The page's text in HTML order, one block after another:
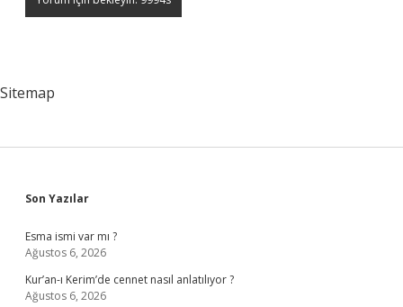
Sitemap
Sidebar
Son Yazılar
Esma ismi var mı ?
Ağustos 6, 2026
Kur’an-ı Kerim’de cennet nasıl anlatılıyor ?
Ağustos 6, 2026